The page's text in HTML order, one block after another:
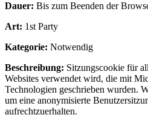
Dauer: Bis zum Beenden der
Art: 1st Party
Kategorie: Notwendig
Beschreibung: Sitzungscookie für
Websites verwendet wird, die mit
Technologien geschrieben wurden.
um eine anonymisierte
aufrechtzuerhalten.